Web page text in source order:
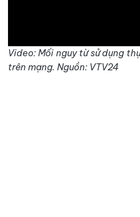
Video: Mối nguy từ sử dụng
trên mạng. Nguồn: VTV24